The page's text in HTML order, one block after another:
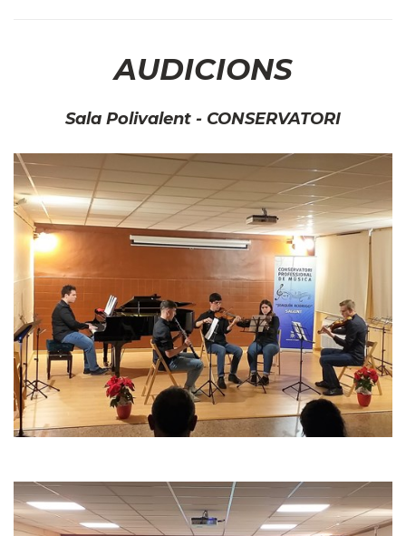
AUDICIONS
Sala Polivalent - CONSERVATORI